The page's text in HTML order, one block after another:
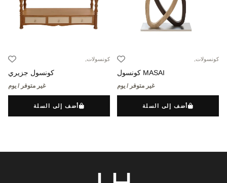
كونسولات,
MASAI كونسول
غير متوفر / يوم
أضف إلى السلة
كونسولات,
كونسول جزيري
غير متوفر / يوم
أضف إلى السلة